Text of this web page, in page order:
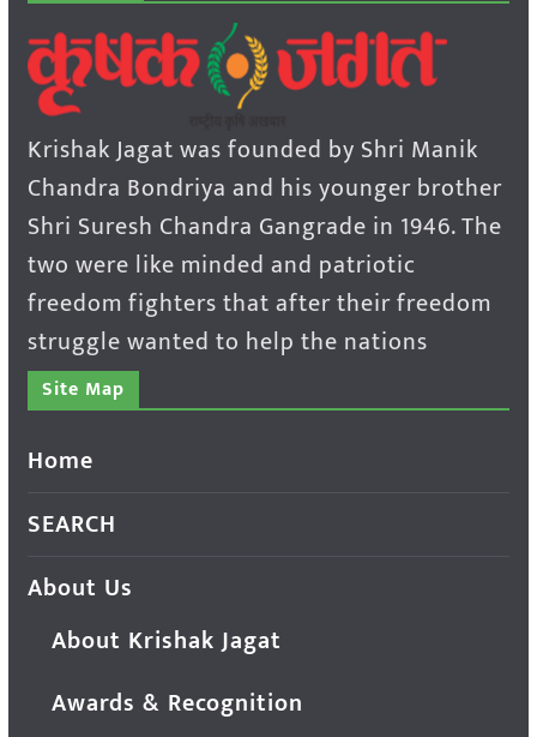
Krishak Jagat was founded by Shri Manik
Chandra Bondriya and his younger brother
Shri Suresh Chandra Gangrade in 1946. The
two were like minded and patriotic
freedom fighters that after their freedom
struggle wanted to help the nations
Site Map
Home
SEARCH
About Us
About Krishak Jagat
Awards & Recognition